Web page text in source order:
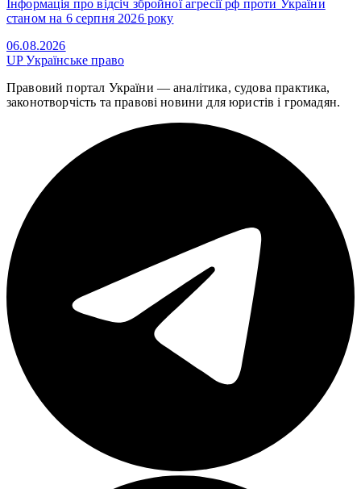
Інформація про відсіч збройної агресії рф проти України
станом на 6 серпня 2026 року
06.08.2026
UPУкраїнське право
Правовий портал України — аналітика, судова практика,
законотворчість та правові новини для юристів і громадян.